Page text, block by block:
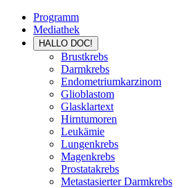
Programm
Mediathek
HALLO DOC!
Brustkrebs
Darmkrebs
Endometriumkarzinom
Glioblastom
Glasklartext
Hirntumoren
Leukämie
Lungenkrebs
Magenkrebs
Prostatakrebs
Metastasierter Darmkrebs